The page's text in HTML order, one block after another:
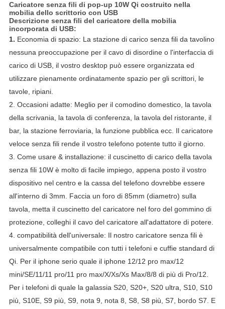
Caricatore senza fili di pop-up 10W Qi costruito nella
mobilia dello scrittorio con USB
Descrizione senza fili del caricatore della mobilia
incorporata di USB:
1. Economia di spazio: La stazione di carico senza fili da tavolino
nessuna preoccupazione per il cavo di disordine o l'interfaccia di
carico di USB, il vostro desktop può essere organizzata ed
utilizzare pienamente ordinatamente spazio per gli scrittori, le
tavole, ripiani.
2. Occasioni adatte: Meglio per il comodino domestico, la tavola
della scrivania, la tavola di conferenza, la tavola del ristorante, il
bar, la stazione ferroviaria, la funzione pubblica ecc. Il caricatore
veloce senza fili rende il vostro telefono potente tutto il giorno.
3. Come usare & installazione: il cuscinetto di carico della tavola
senza fili 10W è molto di facile impiego, appena posto il vostro
dispositivo nel centro e la cassa del telefono dovrebbe essere
all'interno di 3mm. Faccia un foro di 85mm (diametro) sulla
tavola, metta il cuscinetto del caricatore nel foro del gommino di
protezione, colleghi il cavo del caricatore all'adattatore di potere.
4. compatibilità dell'universale: Il nostro caricatore senza fili è
universalmente compatibile con tutti i telefoni e cuffie standard di
Qi. Per il iphone serio quale il iphone 12/12 pro max/12
mini/SE/11/11 pro/11 pro max/X/Xs/Xs Max/8/8 di più di Pro/12.
Per i telefoni di quale la galassia S20, S20+, S20 ultra, S10, S10
più, S10E, S9 più, S9, nota 9, nota 8, S8, S8 più, S7, bordo S7. E